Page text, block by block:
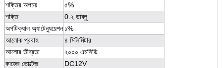
শক্তির অপচয়
৫%
শক্তি
0.২ ডাব্লু
অপটিক্যাল অ্যাটেন্যুয়েশন ১%
আলোক প্রবাহ
৪ মিলিমিটার
আলোর তীব্রতা
২০০০ এমসিডি
কাজের ভোল্টেজ
DC12V